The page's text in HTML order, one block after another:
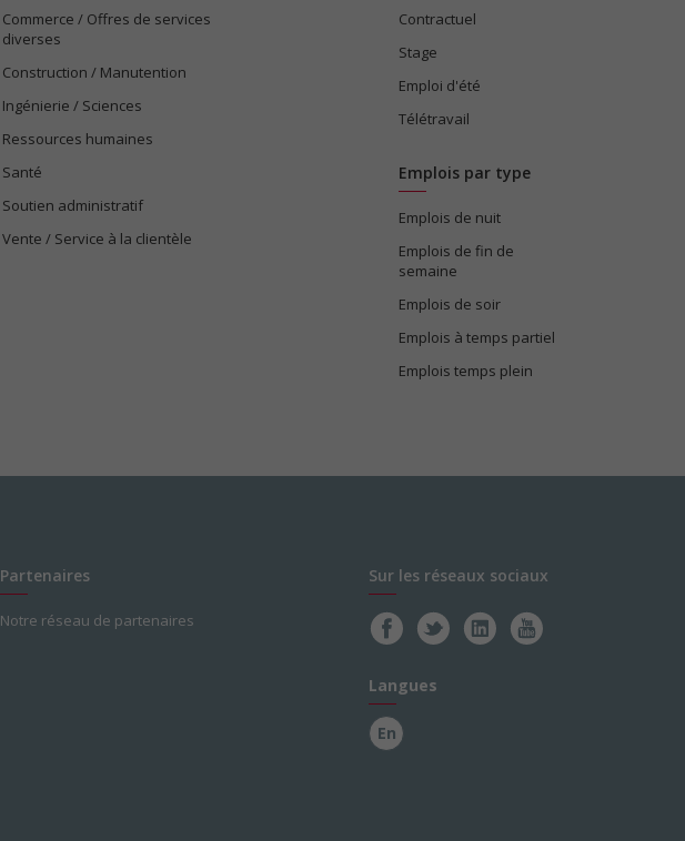
Commerce / Offres de services
diverses
Construction / Manutention
Ingénierie / Sciences
Ressources humaines
Santé
Soutien administratif
Vente / Service à la clientèle
Contractuel
Stage
Emploi d'été
Télétravail
Emplois par type
Emplois de nuit
Emplois de fin de
semaine
Emplois de soir
Emplois à temps partiel
Emplois temps plein
Partenaires
Notre réseau de partenaires
Sur les réseaux sociaux
Langues
En